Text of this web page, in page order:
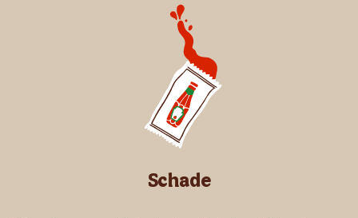
Schade